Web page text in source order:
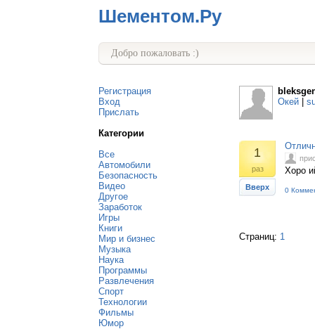
Шементом.Ру
Добро пожаловать :)
Регистрация
Вход
Прислать
Категории
Все
Автомобили
Безопасность
Видео
Другое
Заработок
Игры
Книги
Мир и бизнес
Музыка
Наука
Программы
Развлечения
Спорт
Технологии
Фильмы
Юмор
Окей
1
раз
Вверх
Хоро
0
Страниц: 1